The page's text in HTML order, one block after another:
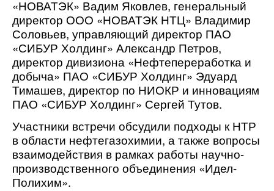
«НОВАТЭК» Вадим Яковлев, генеральный
директор ООО «НОВАТЭК НТЦ» Владимир
Соловьев, управляющий директор ПАО
«СИБУР Холдинг» Александр Петров,
директор дивизиона «Нефтепереработка и
добыча» ПАО «СИБУР Холдинг» Эдуард
Тимашев, директор по НИОКР и инновациям
ПАО «СИБУР Холдинг» Сергей Тутов.
Участники встречи обсудили подходы к НТР
в области нефтегазохимии, а также вопросы
взаимодействия в рамках работы научно-
производственного объединения «Идел-
Полихим».